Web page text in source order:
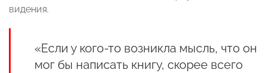
видения.
«Если у кого-то возникла мысль, что он
мог бы написать книгу, скорее всего